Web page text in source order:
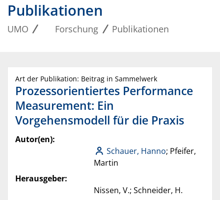
Publikationen
UMO Forschung Publikationen
Art der Publikation: Beitrag in Sammelwerk
Prozessorientiertes Performance
Measurement: Ein
Vorgehensmodell für die Praxis
Autor(en):
Schauer, Hanno; Pfeifer,
Martin
Herausgeber:
Nissen, V.; Schneider, H.